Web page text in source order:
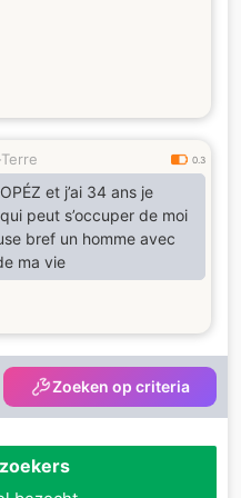
0.3
et j’ai 34 ans je
peut s’occuper de moi
bref un homme avec
ma vie
Zoeken op criteria